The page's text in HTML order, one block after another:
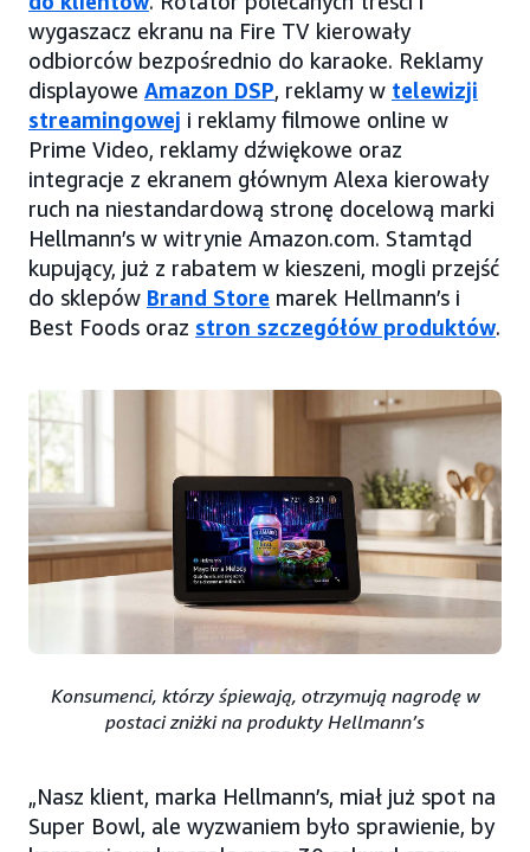
wygaszacz ekranu na Fire TV kierowały
odbiorców bezpośrednio do karaoke. Reklamy
displayowe Amazon DSP, reklamy w telewizji
streamingowej i reklamy filmowe online w
Prime Video, reklamy dźwiękowe oraz
integracje z ekranem głównym Alexa kierowały
ruch na niestandardową stronę docelową marki
Hellmann’s w witrynie Amazon.com. Stamtąd
kupujący, już z rabatem w kieszeni, mogli przejść
do sklepów Brand Store marek Hellmann’s i
Best Foods oraz stron szczegółów produktów.
Konsumenci, którzy śpiewają, otrzymują nagrodę w
postaci zniżki na produkty Hellmann’s
„Nasz klient, marka Hellmann’s, miał już spot na
Super Bowl, ale wyzwaniem było sprawienie, by